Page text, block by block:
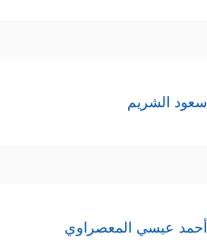
سعود الشريم
أحمد عيسي المعصراوي